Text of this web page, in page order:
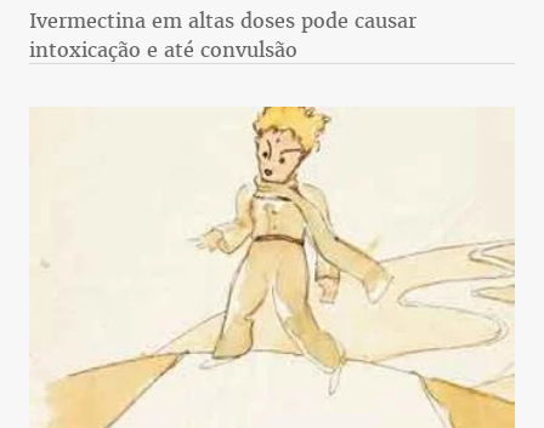
- Compartilhe
Ivermectina em altas doses pode causar
intoxicação e até convulsão